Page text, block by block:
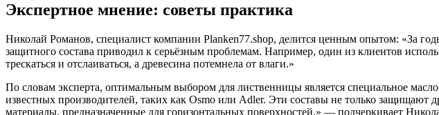
Экспертное мнение: советы практика
Николай Романов, специалист компании Planken77.shop, делится ценным опытом: «За
защитного состава приводил к серьёзным проблемам. Например, один из клиентов
трескаться и отслаиваться, а древесина потемнела от влаги.»
По словам эксперта, оптимальным выбором для лиственницы является специальное
известных производителей, таких как Osmo или Adler. Эти составы не только
материалы, предназначенные для горизонтальных поверхностей,» — подчеркивает